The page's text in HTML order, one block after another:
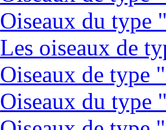
Oiseaux du type
Les oiseaux de
Oiseaux de type
Oiseaux du type